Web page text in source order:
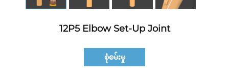
12P5 Elbow Set-Up Joint
စုံစမ်းမှု